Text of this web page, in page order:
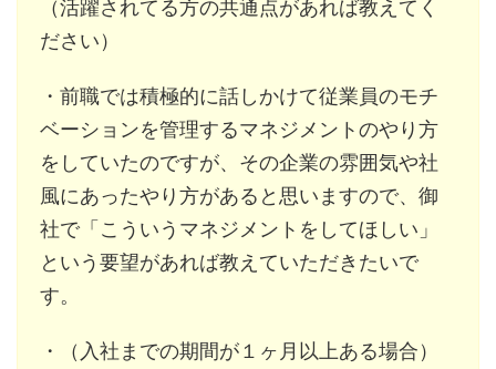
（活躍されてる方の共通点があれば教えてく
ださい）
・前職では積極的に話しかけて従業員のモチ
ベーションを管理するマネジメントのやり方
をしていたのですが、その企業の雰囲気や社
風にあったやり方があると思いますので、御
社で「こういうマネジメントをしてほしい」
という要望があれば教えていただきたいで
す。
・（入社までの期間が１ヶ月以上ある場合）